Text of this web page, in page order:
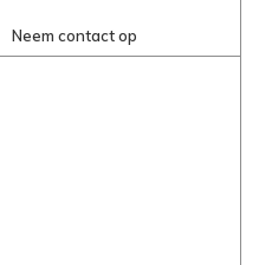
Neem contact op